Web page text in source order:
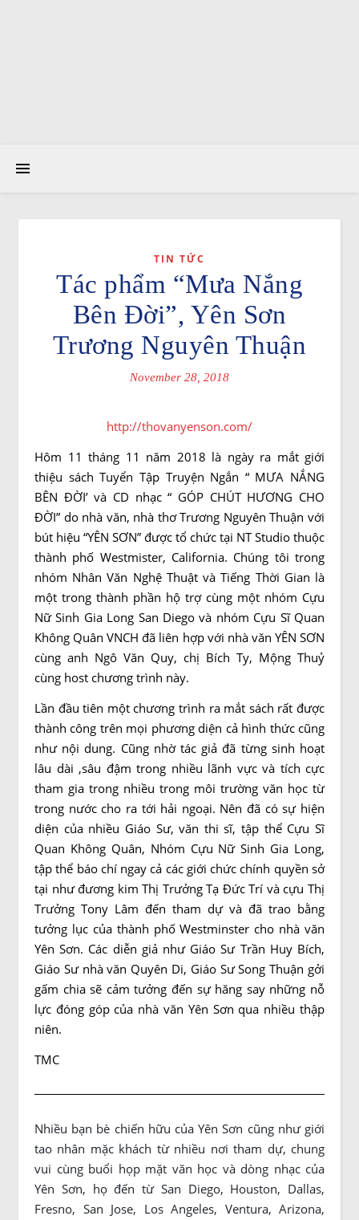
TIN TỨC
Tác phẩm “Mưa Nắng
Bên Đời”, Yên Sơn
Trương Nguyên Thuận
November 28, 2018
http://thovanyenson.com/
Hôm 11 tháng 11 năm 2018 là ngày ra mắt giới
thiệu sách Tuyển Tập Truyện Ngắn “ MƯA NẮNG
BÊN ĐỜI’ và CD nhạc “ GÓP CHÚT HƯƠNG CHO
ĐỜI” do nhà văn, nhà thơ Trương Nguyên Thuận với
bút hiệu “YÊN SƠN” được tổ chức tại NT Studio thuộc
thành phố Westmister, California. Chúng tôi trong
nhóm Nhân Văn Nghệ Thuật và Tiếng Thời Gian là
một trong thành phần hộ trợ cùng một nhóm Cựu
Nữ Sinh Gia Long San Diego và nhóm Cựu Sĩ Quan
Không Quân VNCH đã liên hợp với nhà văn YÊN SƠN
cùng anh Ngô Văn Quy, chị Bích Ty, Mộng Thuỷ
cùng host chương trình này.
Lần đầu tiên một chương trình ra mắt sách rất được
thành công trên mọi phương diện cả hình thức cũng
như nội dung. Cũng nhờ tác giả đã từng sinh hoạt
lâu dài ,sâu đậm trong nhiều lãnh vực và tích cực
tham gia trong nhiều trong môi trường văn học từ
trong nước cho ra tới hải ngoại. Nên đã có sự hiện
diện của nhiều Giáo Sư, văn thi sĩ, tập thể Cựu Sĩ
Quan Không Quân, Nhóm Cựu Nữ Sinh Gia Long,
tập thể báo chí ngay cả các giới chức chính quyền sở
tại như đương kim Thị Trưởng Tạ Đức Trí và cựu Thị
Trưởng Tony Lâm đến tham dự và đã trao bằng
tưởng lục của thành phố Westminster cho nhà văn
Yên Sơn. Các diễn giả như Giáo Sư Trần Huy Bích,
Giáo Sư nhà văn Quyên Di, Giáo Sư Song Thuận gởi
gấm chia sẽ cảm tưởng đến sự hăng say những nỗ
lực đóng góp của nhà văn Yên Sơn qua nhiều thập
niên.
TMC
Nhiều bạn bè chiến hữu của Yên Sơn cũng như giới
tao nhân mặc khách từ nhiều nơi tham dự, chung
vui cùng buổi họp mặt văn học và dòng nhạc của
Yên Sơn, họ đến từ San Diego, Houston, Dallas,
Fresno, San Jose, Los Angeles, Ventura, Arizona,